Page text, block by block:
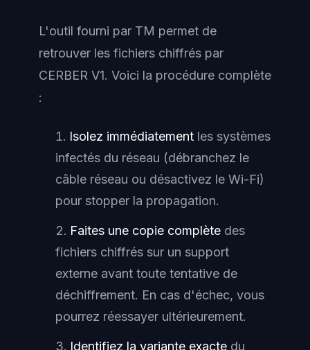
L'outil fourni par TM permet de
retrouver les fichiers chiffrés par
CERBER V1. Voici la procédure complète
:
Isolez immédiatement les systèmes
infectés du réseau (débranchez le
câble réseau ou désactivez le Wi-Fi)
pour stopper la propagation.
Faites une copie complète des
fichiers chiffrés sur un support
externe avant toute tentative de
déchiffrement. En cas d'échec, vous
pourrez réessayer ultérieurement.
Identifiez la variante exacte du